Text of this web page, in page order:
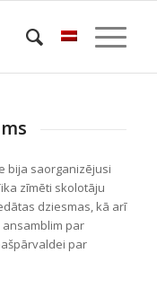
bija saorganizējusi
zīmēti skolotāju
dziesmas, kā arī
ansamblim par
par